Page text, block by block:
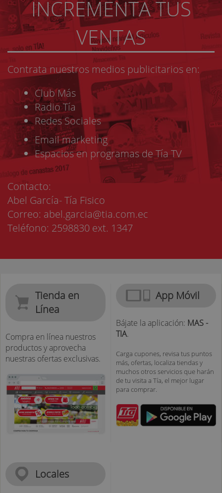
INCREMENTA TUS
VENTAS
Contrata nuestros medios publicitarios en:
Club Más
Radio Tía
Redes Sociales
Email marketing
Espacios en programas de Tía TV
Contacto:
Abel García- Tía Fisico
Correo: abel.garcia@tia.com.ec
Teléfono: 2598830 ext. 1347
Tienda en
Línea
Compra en línea nuestros
productos y aprovecha
nuestras ofertas exclusivas.
App Móvil
Bájate la aplicación: MAS -
TIA.
Carga cupones, revisa tus puntos
más, ofertas, localiza tiendas y
muchos otros servicios que harán
de tu visita a Tía, el mejor lugar
para comprar.
Locales